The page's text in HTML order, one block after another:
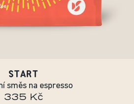
START
směs na espresso
335 Kč